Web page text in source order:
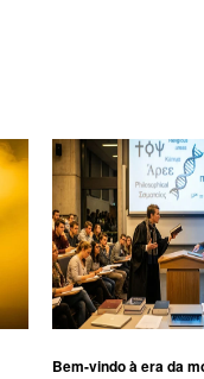
Bem-vindo à era da